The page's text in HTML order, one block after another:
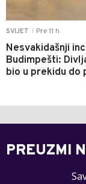
SVIJET Pre 11 h
Nesvakidašnji
Budimpešti:
bio u prekidu do
PREUZMI